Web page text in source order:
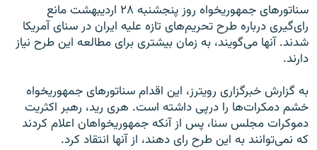
سناتورهای جمهوریخواه روز پنجشنبه ۲۸ اردیبهشت مانع
رای‌گیری درباره طرح تحریم‌های تازه علیه ایران در سنای آمریکا
شدند. آنها می‌گویند، به زمان بیشتری برای مطالعه این طرح نیاز
دارند.
به گزارش خبرگزاری رویترز، این اقدام سناتورهای جمهوریخواه
خشم دمکرات‌ها را درپی داشته است. هری رید، رهبر اکثریت
دموکرات مجلس سنا، پس از آنکه جمهوریخواهان اعلام کردند
که نمی‌توانند به این طرح رای دهند، از آنها انتقاد کرد.